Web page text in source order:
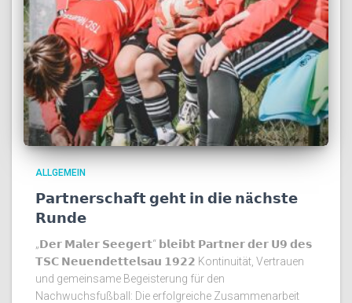
ALLGEMEIN
𝗣𝗮𝗿𝘁𝗻𝗲𝗿𝘀𝗰𝗵𝗮𝗳𝘁 𝗴𝗲𝗵𝘁 𝗶𝗻 𝗱𝗶𝗲 𝗻ä𝗰𝗵𝘀𝘁𝗲
𝗥𝘂𝗻𝗱𝗲
„𝗗𝗲𝗿 𝗠𝗮𝗹𝗲𝗿 𝗦𝗲𝗲𝗴𝗲𝗿𝘁“ 𝗯𝗹𝗲𝗶𝗯𝘁 𝗣𝗮𝗿𝘁𝗻𝗲𝗿 𝗱𝗲𝗿 𝗨𝟵 𝗱𝗲𝘀
𝗧𝗦𝗖 𝗡𝗲𝘂𝗲𝗻𝗱𝗲𝘁𝘁𝗲𝗹𝘀𝗮𝘂 𝟭𝟵𝟮𝟮 Kontinuität, Vertrauen
und gemeinsame Begeisterung für den
Nachwuchsfußball: Die erfolgreiche Zusammenarbeit